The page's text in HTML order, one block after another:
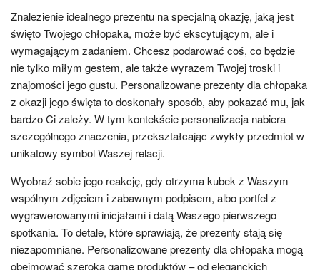
Znalezienie idealnego prezentu na specjalną okazję, jaką jest
święto Twojego chłopaka, może być ekscytującym, ale i
wymagającym zadaniem. Chcesz podarować coś, co będzie
nie tylko miłym gestem, ale także wyrazem Twojej troski i
znajomości jego gustu. Personalizowane prezenty dla chłopaka
z okazji jego święta to doskonały sposób, aby pokazać mu, jak
bardzo Ci zależy. W tym kontekście personalizacja nabiera
szczególnego znaczenia, przekształcając zwykły przedmiot w
unikatowy symbol Waszej relacji.
Wyobraź sobie jego reakcję, gdy otrzyma kubek z Waszym
wspólnym zdjęciem i zabawnym podpisem, albo portfel z
wygrawerowanymi inicjałami i datą Waszego pierwszego
spotkania. To detale, które sprawiają, że prezenty stają się
niezapomniane. Personalizowane prezenty dla chłopaka mogą
obejmować szeroką gamę produktów – od eleganckich